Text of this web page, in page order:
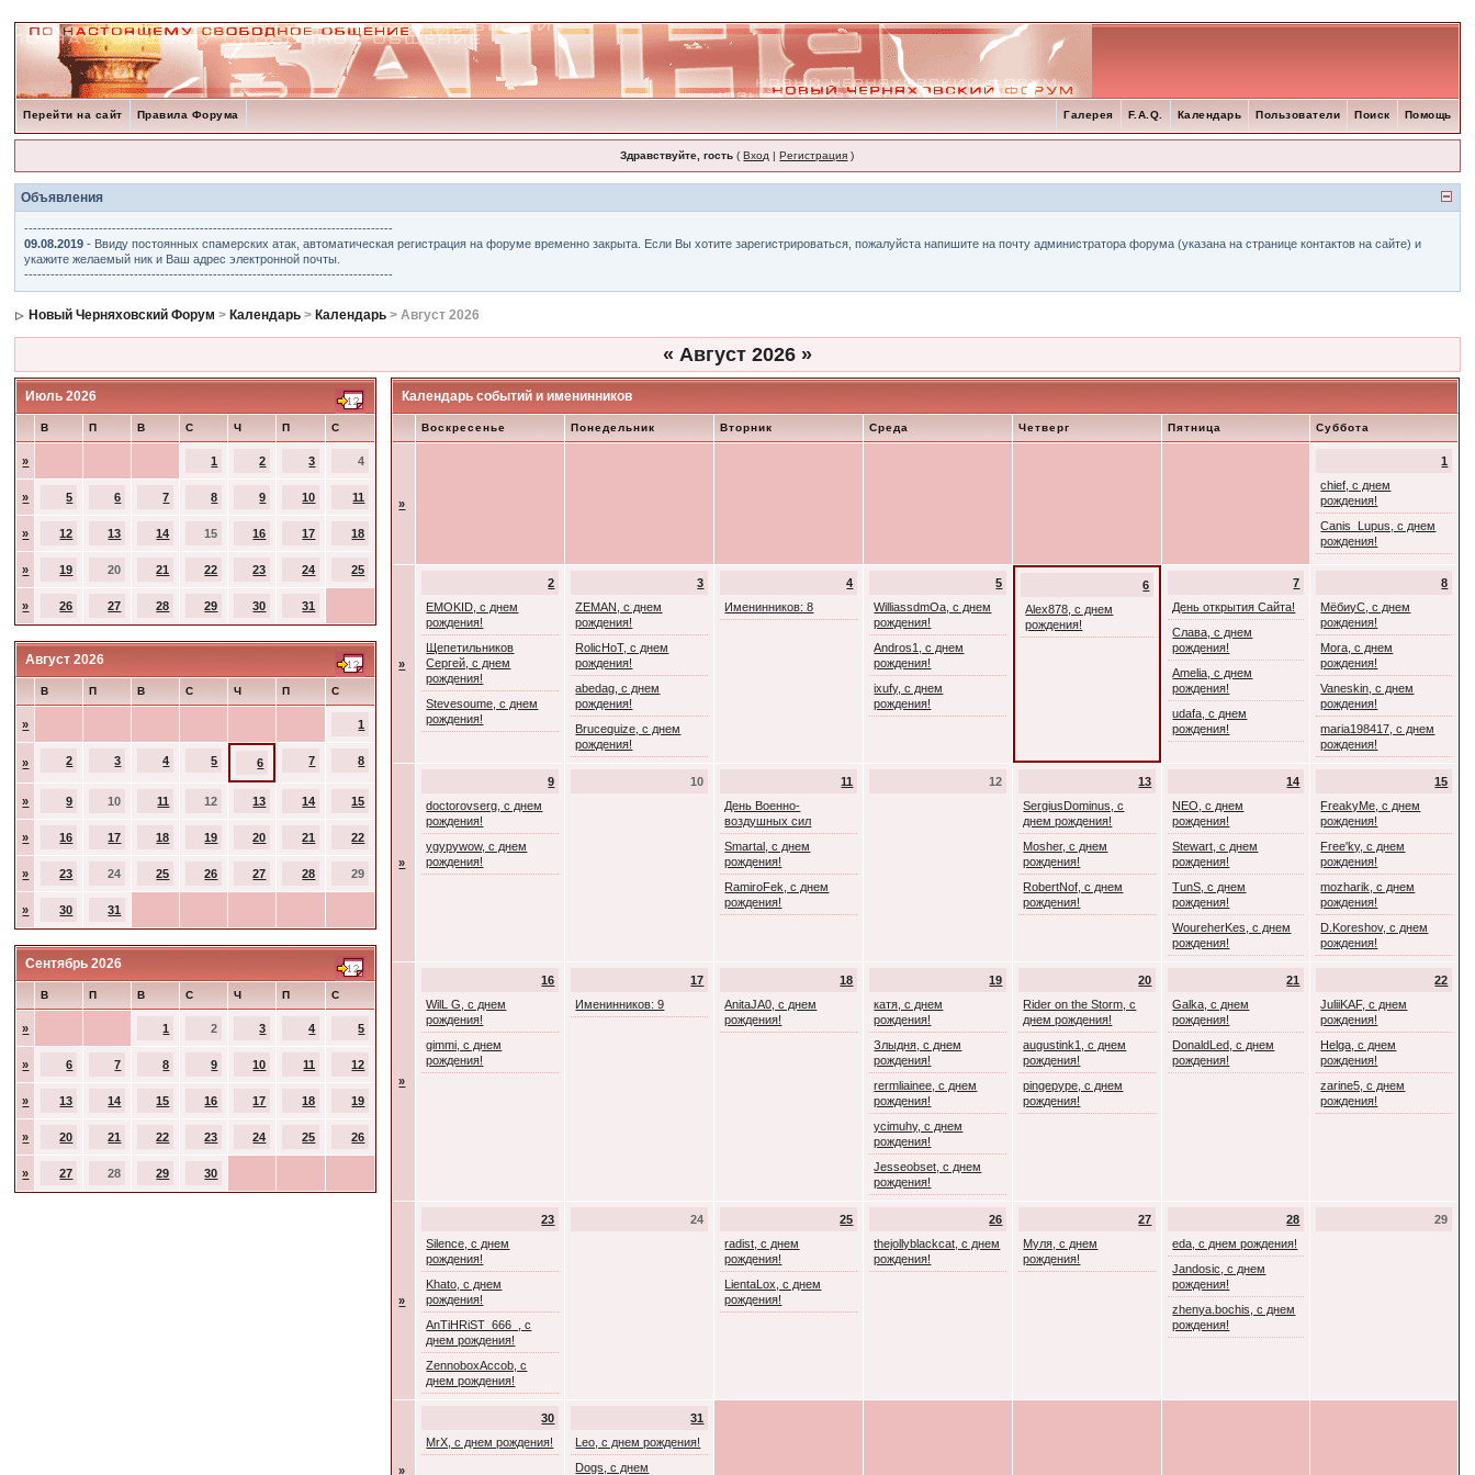
Перейти на сайт Правила Форума Помощь
Поиск
Пользователи
Календарь
F.A.Q.
Галерея
Здравствуйте, гость (Вход |Регистрация )
Объявления
------------------------------------------------------------------------------------
09.08.2019 - Ввиду постоянных спамерских атак, автоматическая регистрация на форуме временно закрыта. Если Вы хотите зарегистрироваться, пожалуйста напишите на почту администратора форума (указана на странице контактов на сайте) и
укажите желаемый ник и Ваш адрес электронной почты.
------------------------------------------------------------------------------------
Новый Черняховский Форум > Календарь > Календарь > Август 2026
« Август 2026 »
Июль 2026
В П В С Ч П С
» 1 2 3 4
» 5 6 7 8 9 10 11
» 12 13 14 15 16 17 18
» 19 20 21 22 23 24 25
» 26 27 28 29 30 31
Август 2026
В П В С Ч П С
» 1
» 2 3 4 5 6 7 8
» 9 10 11 12 13 14 15
» 16 17 18 19 20 21 22
» 23 24 25 26 27 28 29
» 30 31
Сентябрь 2026
В П В С Ч П С
» 1 2 3 4 5
» 6 7 8 9 10 11 12
» 13 14 15 16 17 18 19
» 20 21 22 23 24 25 26
» 27 28 29 30
Календарь событий и именинников
Воскресенье Понедельник Вторник Среда Четверг Пятница Суббота
»
1
chief, с днем
рождения!
Canis_Lupus, с днем
рождения!
»
2
EMOKID, с днем
рождения!
Щепетильников
Сергей, с днем
рождения!
Stevesoume, с днем
рождения!
3
ZEMAN, с днем
рождения!
RolicHoT, с днем
рождения!
abedag, с днем
рождения!
Brucequize, с днем
рождения!
4
Именинников: 8
5
WilliassdmOa, с днем
рождения!
Andros1, с днем
рождения!
ixufy, с днем
рождения!
6
Alex878, с днем
рождения!
7
День открытия Сайта!
Слава, с днем
рождения!
Amelia, с днем
рождения!
udafa, с днем
рождения!
8
МёбиуС, с днем
рождения!
Mora, с днем
рождения!
Vaneskin, с днем
рождения!
maria198417, с днем
рождения!
»
9
doctorovserg, с днем
рождения!
ygypywow, с днем
рождения!
10
11
День Военно-
воздушных сил
Smartal, с днем
рождения!
RamiroFek, с днем
рождения!
12
13
SergiusDominus, с
днем рождения!
Mosher, с днем
рождения!
RobertNof, с днем
рождения!
14
NEO, с днем
рождения!
Stewart, с днем
рождения!
TunS, с днем
рождения!
WoureherKes, с днем
рождения!
15
FreakyMe, с днем
рождения!
Free'ky, с днем
рождения!
mozharik, с днем
рождения!
D.Koreshov, с днем
рождения!
»
16
WilL G, с днем
рождения!
gimmi, с днем
рождения!
17
Именинников: 9
18
AnitaJA0, с днем
рождения!
19
катя, с днем
рождения!
Злыдня, с днем
рождения!
rermliainee, с днем
рождения!
ycimuhy, с днем
рождения!
Jesseobset, с днем
рождения!
20
Rider on the Storm, с
днем рождения!
augustink1, с днем
рождения!
pingepype, с днем
рождения!
21
Galka, с днем
рождения!
DonaldLed, с днем
рождения!
22
JuliiKAF, с днем
рождения!
Helga, с днем
рождения!
zarine5, с днем
рождения!
»
23
Silence, с днем
рождения!
Khato, с днем
рождения!
AnTiHRiST_666_, с
днем рождения!
ZennoboxAccob, с
днем рождения!
24
25
radist, с днем
рождения!
LientaLox, с днем
рождения!
26
thejollyblackcat, с днем
рождения!
27
Муля, с днем
рождения!
28
eda, с днем рождения!
Jandosic, с днем
рождения!
zhenya.bochis, с днем
рождения!
29
»
30
MrX, с днем рождения!
31
Leo, с днем рождения!
Dogs, с днем